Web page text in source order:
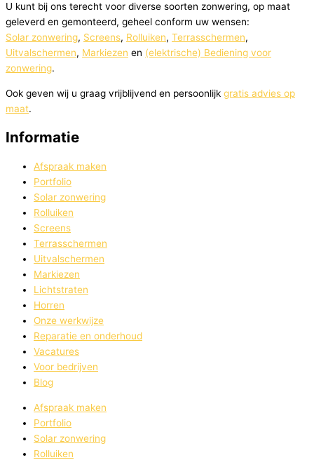
U kunt bij ons terecht voor diverse soorten zonwering, op maat
geleverd en gemonteerd, geheel conform uw wensen:
Solar zonwering, Screens, Rolluiken, Terrasschermen,
Uitvalschermen, Markiezen en (elektrische) Bediening voor
zonwering.
Ook geven wij u graag vrijblijvend en persoonlijk gratis advies op
maat.
Informatie
Afspraak maken
Portfolio
Solar zonwering
Rolluiken
Screens
Terrasschermen
Uitvalschermen
Markiezen
Lichtstraten
Horren
Onze werkwijze
Reparatie en onderhoud​
Vacatures
Voor bedrijven
Blog
Afspraak maken
Portfolio
Solar zonwering
Rolluiken